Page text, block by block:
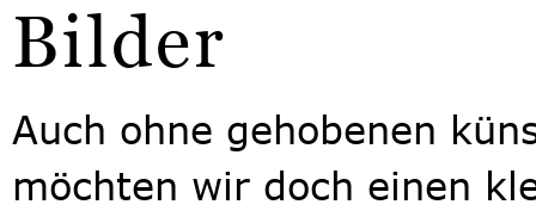
Bilder
Auch ohne gehobenen
möchten wir doch einen